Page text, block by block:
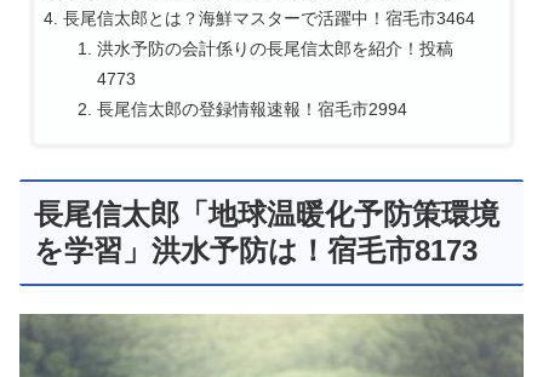
長尾信太郎とは？海鮮マスターで活躍中！宿毛市3464
洪水予防の会計係りの長尾信太郎を紹介！投稿
4773
長尾信太郎の登録情報速報！宿毛市2994
長尾信太郎「地球温暖化予防策環境
を学習」洪水予防は！宿毛市8173